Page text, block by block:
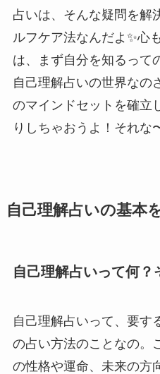
占いは、そんな疑問を解
ルフケア法なんだよ✨心
は、まず自分を知るって
自己理解占いの世界なの
のマインドセットを確立
りしちゃおうよ！それな
自己理解占いの基本
自己理解占いって何？
自己理解占いって、要す
の占い方法のことなの。
の性格や運命、未来の方